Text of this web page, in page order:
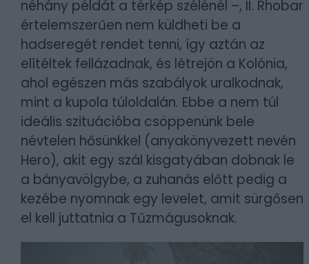
néhány példát a térkép szélénél –, II. Rhobar
értelemszerűen nem küldheti be a
hadseregét rendet tenni, így aztán az
elítéltek fellázadnak, és létrejön a Kolónia,
ahol egészen más szabályok uralkodnak,
mint a kupola túloldalán. Ebbe a nem túl
ideális szituációba csöppenünk bele
névtelen hősünkkel (anyakönyvezett nevén
Hero), akit egy szál kisgatyában dobnak le
a bányavölgybe, a zuhanás előtt pedig a
kezébe nyomnak egy levelet, amit sürgősen
el kell juttatnia a Tűzmágusoknak.